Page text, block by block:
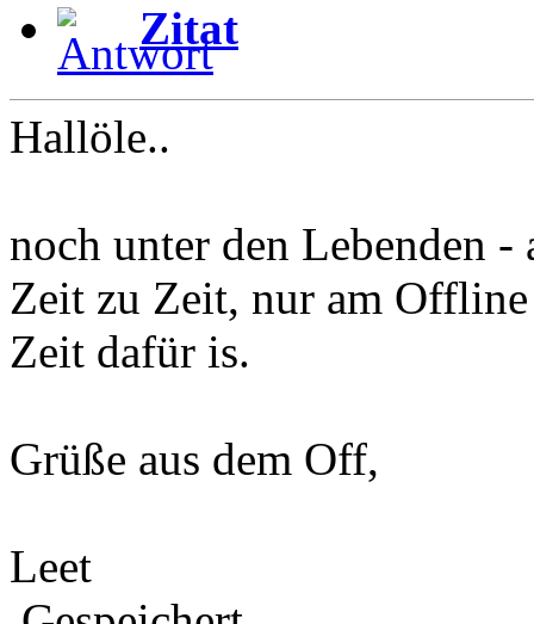
Zitat
Hallöle..
noch unter den Lebenden
Zeit zu Zeit, nur am
Zeit dafür is.
Grüße aus dem Off,
Leet